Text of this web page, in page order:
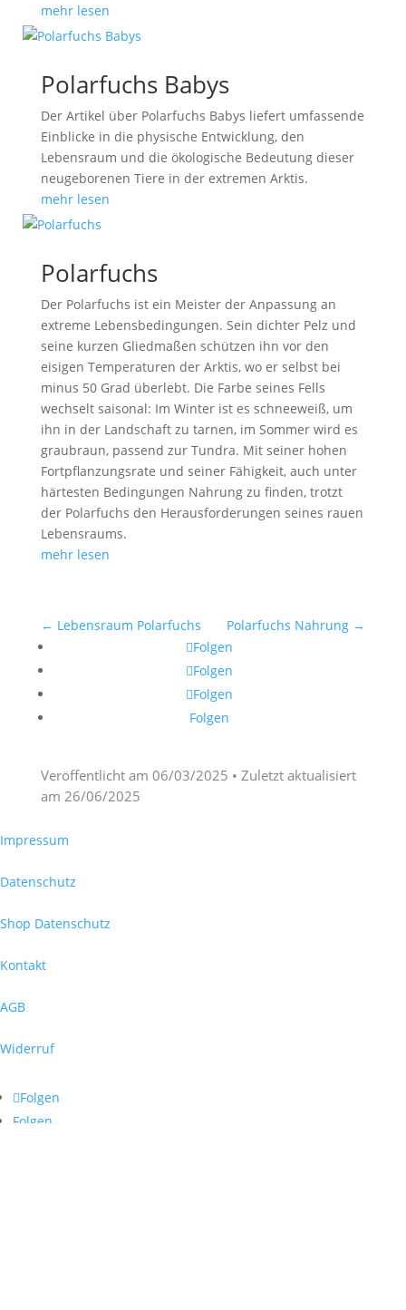
mehr lesen
Polarfuchs Babys
Der Artikel über Polarfuchs Babys liefert umfassende
Einblicke in die physische Entwicklung, den
Lebensraum und die ökologische Bedeutung dieser
neugeborenen Tiere in der extremen Arktis.
mehr lesen
Polarfuchs
Der Polarfuchs ist ein Meister der Anpassung an
extreme Lebensbedingungen. Sein dichter Pelz und
seine kurzen Gliedmaßen schützen ihn vor den
eisigen Temperaturen der Arktis, wo er selbst bei
minus 50 Grad überlebt. Die Farbe seines Fells
wechselt saisonal: Im Winter ist es schneeweiß, um
ihn in der Landschaft zu tarnen, im Sommer wird es
graubraun, passend zur Tundra. Mit seiner hohen
Fortpflanzungsrate und seiner Fähigkeit, auch unter
härtesten Bedingungen Nahrung zu finden, trotzt
der Polarfuchs den Herausforderungen seines rauen
Lebensraums.
mehr lesen
← Lebensraum Polarfuchs Polarfuchs Nahrung →
Folgen
Folgen
Folgen
Folgen
Veröffentlicht am 06/03/2025 • Zuletzt aktualisiert
am 26/06/2025
Impressum
Datenschutz
Shop Datenschutz
Kontakt
AGB
Widerruf
Folgen
Folgen